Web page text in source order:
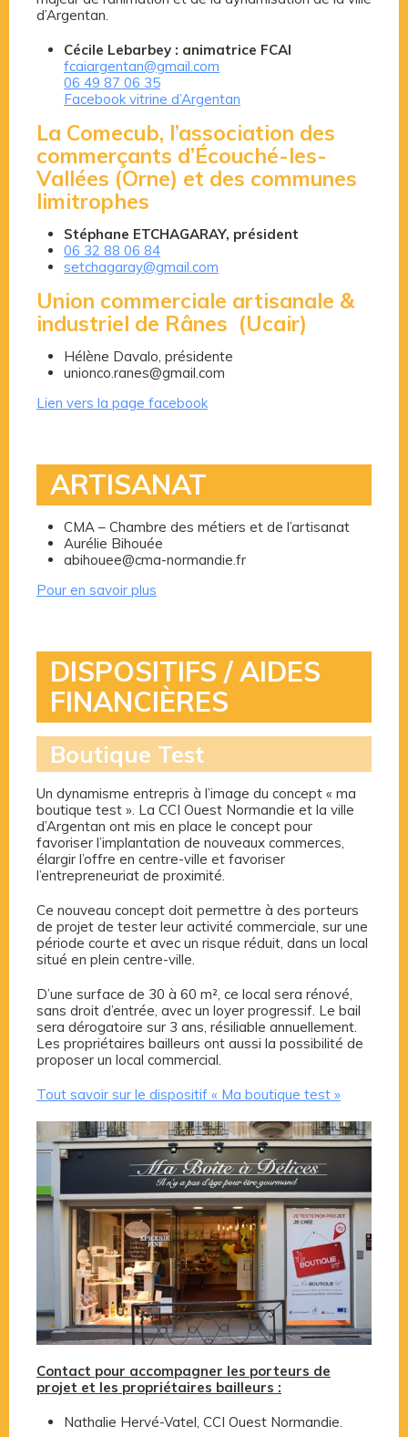
d’Argentan.
Cécile Lebarbey : animatrice FCAI
fcaiargentan@gmail.com
06 49 87 06 35
Facebook vitrine d’Argentan
La Comecub, l’association des
commerçants d’Écouché-les-
Vallées (Orne) et des communes
limitrophes
Stéphane ETCHAGARAY, président
06 32 88 06 84
setchagaray@gmail.com
Union commerciale artisanale &
industriel de Rânes (Ucair)
Hélène Davalo, présidente
unionco.ranes@gmail.com
Lien vers la page facebook
ARTISANAT
CMA – Chambre des métiers et de l’artisanat
Aurélie Bihouée
abihouee@cma-normandie.fr
Pour en savoir plus
DISPOSITIFS / AIDES
FINANCIÈRES
Boutique Test
Un dynamisme entrepris à l’image du concept « ma
boutique test ». La CCI Ouest Normandie et la ville
d’Argentan ont mis en place le concept pour
favoriser l’implantation de nouveaux commerces,
élargir l’offre en centre-ville et favoriser
l’entrepreneuriat de proximité.
Ce nouveau concept doit permettre à des porteurs
de projet de tester leur activité commerciale, sur une
période courte et avec un risque réduit, dans un local
situé en plein centre-ville.
D’une surface de 30 à 60 m², ce local sera rénové,
sans droit d’entrée, avec un loyer progressif. Le bail
sera dérogatoire sur 3 ans, résiliable annuellement.
Les propriétaires bailleurs ont aussi la possibilité de
proposer un local commercial.
Tout savoir sur le dispositif « Ma boutique test »
Contact pour accompagner les porteurs de
projet et les propriétaires bailleurs :
Nathalie Hervé-Vatel, CCI Ouest Normandie.